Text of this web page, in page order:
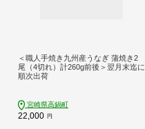
＜職人手焼き九州産うなぎ 蒲焼き2
尾（4切れ）計260g前後＞翌月末迄に
順次出荷
宮崎県高鍋町
22,000 円